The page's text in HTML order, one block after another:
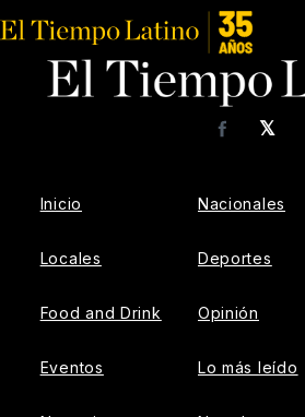
𝕏
Facebook
Inicio
Locales
Food and Drink
Eventos
Nacionales
Deportes
Opinión
Lo más leído